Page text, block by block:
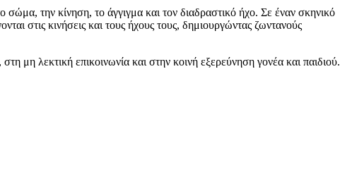
την κίνηση, το άγγιγμα και τον διαδραστικό ήχο. Σε έναν σκηνικό
στις κινήσεις και τους ήχους τους, δημιουργώντας ζωντανούς
μη λεκτική επικοινωνία και στην κοινή εξερεύνηση γονέα και παιδιού.